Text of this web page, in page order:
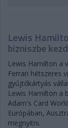
Lewis
bizniszbe
Lewis Hamilton a
Ferrari hétszeres
gyűjtőkártyás
Lewis Hamilton a
Adam's Card
Európában,
megnyitni.